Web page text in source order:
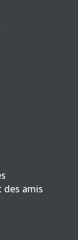
des amis